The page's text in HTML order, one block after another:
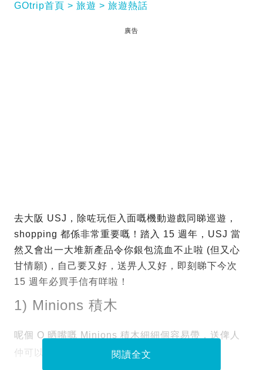
GOtrip首頁 旅遊 旅遊熱話
廣告
去大阪 USJ，除咗玩佢入面嘅機動遊戲同睇巡遊，
shopping 都係非常重要嘅！踏入 15 週年，USJ 當
然又會出一大堆新產品令你銀包流血不止啦 (但又心
甘情願)，自己要又好，送畀人又好，即刻睇下今次
15 週年必買手信有咩啦！
1) Minions 積木
呢個 O 晒嘴嘅 Minions 積木細細個容易帶，送俾人
仲可以大家一齊砌，最啱買嚟做手信！
閱讀全文